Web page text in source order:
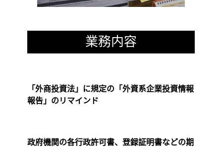
業務内容
「外商投資法」に規定の「外資系企業投資情報
報告」のリマインド
政府機関の各行政許可書、登録証明書などの期